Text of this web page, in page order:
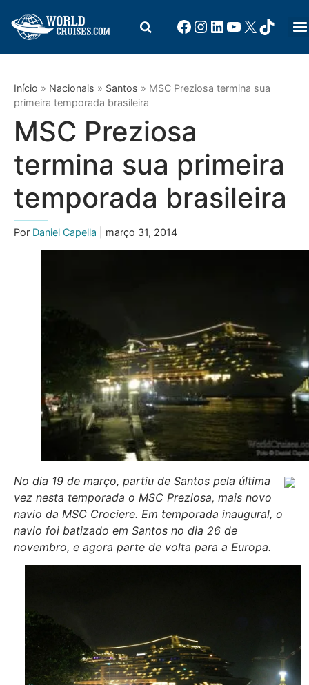
Início » Nacionais » Santos » MSC Preziosa termina sua
primeira temporada brasileira
MSC Preziosa
termina sua primeira
temporada brasileira
Por Daniel Capella | março 31, 2014
No dia 19 de março, partiu de Santos pela última
vez nesta temporada o MSC Preziosa, mais novo
navio da MSC Crociere. Em temporada inaugural, o
navio foi batizado em Santos no dia 26 de
novembro, e agora parte de volta para a Europa.